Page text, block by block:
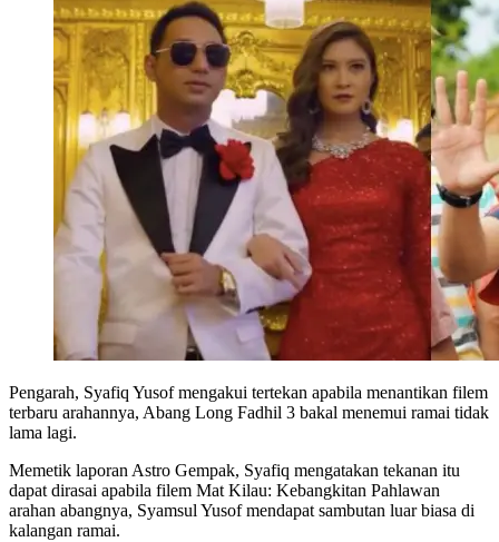
Pengarah, Syafiq Yusof mengakui tertekan apabila menantikan filem
terbaru arahannya, Abang Long Fadhil 3 bakal menemui ramai tidak
lama lagi.
Memetik laporan Astro Gempak, Syafiq mengatakan tekanan itu
dapat dirasai apabila filem Mat Kilau: Kebangkitan Pahlawan
arahan abangnya, Syamsul Yusof mendapat sambutan luar biasa di
kalangan ramai.